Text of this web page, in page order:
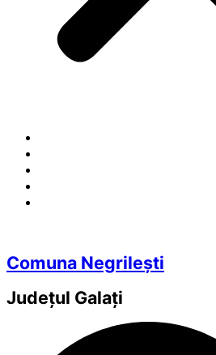
Comuna Negrilești
Județul Galați